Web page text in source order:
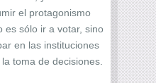
el protagonismo
es sólo ir a votar, sino
en las instituciones
toma de decisiones.